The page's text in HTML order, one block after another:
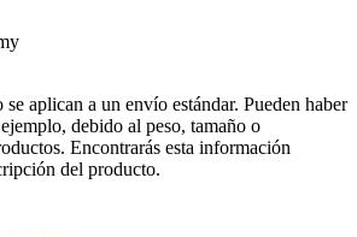
aplican a un envío estándar. Pueden haber
debido al peso, tamaño o
Encontrarás esta información
del producto.